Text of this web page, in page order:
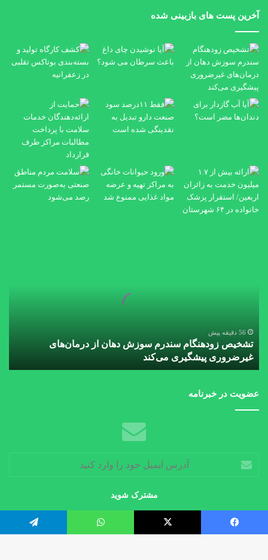
آخرین پست های بازبینی شده
غیرضروری
پیشگیری
می‌کند
56 دقیقه پیش
تشخیص زودهنگام سندرم سوزش دهان از درمان‌های
غیرضروری پیشگیری می‌کند
عضویت در خبرنامه
ایمیل
وارد
فیس بوک X واتس آپ تلگرام